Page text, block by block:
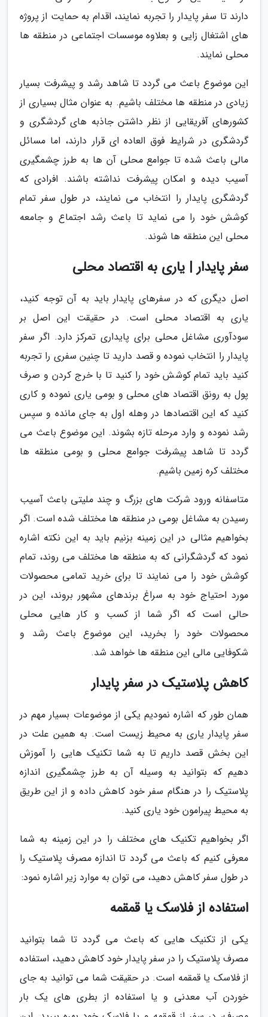
دارند تا سفر پایدار را تجربه نمایند، اقدام به حمایت از پروژه
های اشتغال زایی و بعلاوه موسسات اجتماعی در منطقه ها
محلی نمایند.
این موضوع باعث می گردد تا شاهد رشد و پیشرفت بسیار
زیادی در منطقه ها مختلف باشیم. به عنوان مثال بسیاری از
کشورهای آفریقایی از نظر داشتن جاذبه های گردشگری و
گردشگری در شرایط فوق العاده ای قرار دارند، اما مسائل
مالی باعث شده تا جوامع محلی آن ها به طرز چشمگیری
آسیب دیده و امکان پیشرفت نداشته باشند. افرادی که
گردشگری پایدار را انتخاب می نمایند، در طول سفر تمام
کوشش خود را می نماید تا باعث رشد اجتماع و جامعه
محلی این منطقه ها شوند.
سفر پایدار | یاری به اقتصاد محلی
اصل دیگری که در سفرهای پایدار باید به آن توجه کنید،
یاری به اقتصاد محلی است. در حقیقت این اصل بر
سودآوری مشاغل محلی برای پایداری تمرکز دارد. اگر سفر
پایدار را انتخاب نموده و قصد دارید تا چنین سفری را تجربه
کنید باید تمام کوشش خود را کنید تا با خرج کردن و صرف
پول به رونق اقتصاد های محلی و بومی یاری نموده و کاری
کنید که این اقتصادها در وهله اول به جای مانده و سپس
رشد نموده و وارد مرحله تازه بشوند. این موضوع باعث می
گردد تا شاهد پیشرفت جوامع محلی و بومی منطقه ها
مختلف کره زمین باشیم.
متاسفانه ورود شرکت های بزرگ و چند ملیتی باعث آسیب
رسیدن به مشاغل بومی در منطقه ها مختلف شده است. اگر
بخواهیم مثالی در این زمینه بزنیم باید به این نکته اشاره
نمود که گردشگرانی که به منطقه ها مختلف می روند، تمام
کوشش خود را می نمایند تا برای خرید تمامی محصولات
مورد احتیاج خود به سراغ برندهای مشهور بروند، این در
حالی است که اگر شما از کسب و کار هایی محلی
محصولات خود را بخرید، این موضوع باعث رشد و
شکوفایی مالی این منطقه ها خواهد شد.
کاهش پلاستیک در سفر پایدار
همان طور که اشاره نمودیم یکی از موضوعات بسیار مهم در
سفر پایدار یاری به محیط زیست است. به همین علت در
این بخش قصد داریم تا به شما تکنیک هایی را آموزش
دهیم که بتوانید به وسیله آن به طرز چشمگیری اندازه
پلاستیک را در هنگام سفر خود کاهش داده و از این طریق
به محیط پیرامون خود یاری کنید.
اگر بخواهیم تکنیک های مختلف را در این زمینه به شما
معرفی کنیم که باعث می گردد تا اندازه مصرف پلاستیک را
در طول سفر کاهش دهید، می توان به موارد زیر اشاره نمود:
استفاده از فلاسک یا قمقمه
یکی از تکنیک هایی که باعث می گردد تا شما بتوانید
مصرف پلاستیک را در سفر پایدار خود کاهش دهید، استفاده
از فلاسک یا قمقمه است. در حقیقت شما می توانید به جای
خوردن آب معدنی و یا استفاده از بطری های یک بار